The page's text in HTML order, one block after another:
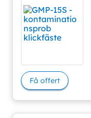
Få offert